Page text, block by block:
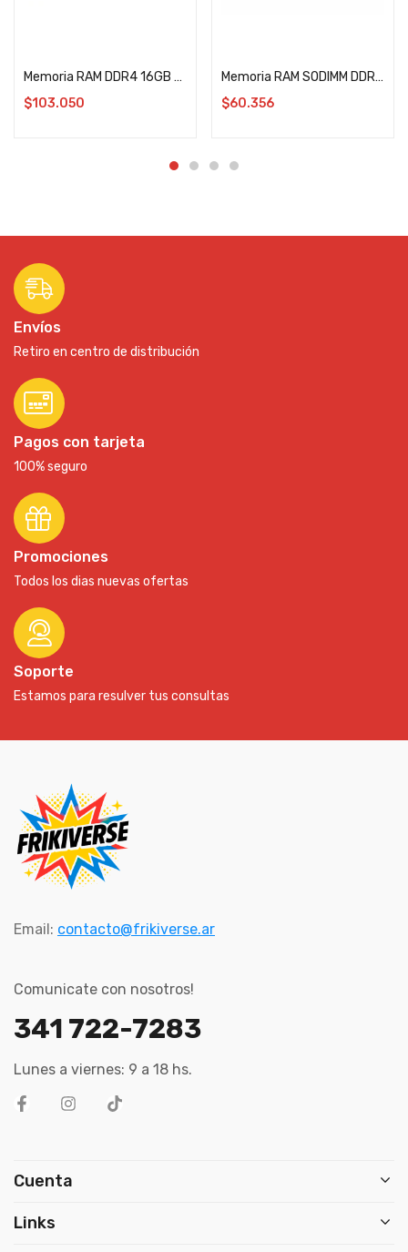
Memoria RAM DDR4 16GB 3200MHz Kingston CL22 KVR
$103.050
Memoria RAM SODIMM DDR4 16GB 3200MHz Adata
$60.356
Envíos
Retiro en centro de distribución
Pagos con tarjeta
100% seguro
Promociones
Todos los dias nuevas ofertas
Soporte
Estamos para resulver tus consultas
Email: contacto@frikiverse.ar
Comunicate con nosotros!
341 722-7283
Lunes a viernes: 9 a 18 hs.
Cuenta
Links